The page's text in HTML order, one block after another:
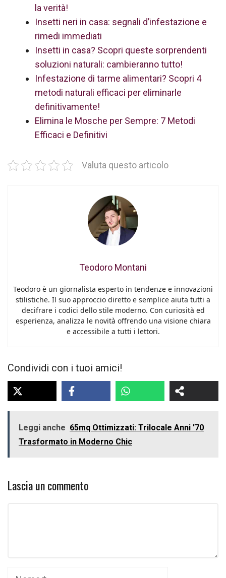
la verità!
Insetti neri in casa: segnali d’infestazione e
rimedi immediati
Insetti in casa? Scopri queste sorprendenti
soluzioni naturali: cambieranno tutto!
Infestazione di tarme alimentari? Scopri 4
metodi naturali efficaci per eliminarle
definitivamente!
Elimina le Mosche per Sempre: 7 Metodi
Efficaci e Definitivi
Valuta questo articolo
Teodoro Montani
Teodoro è un giornalista esperto in tendenze e innovazioni
stilistiche. Il suo approccio diretto e semplice aiuta tutti a
decifrare i codici dello stile moderno. Con curiosità ed
esperienza, analizza le novità offrendo una visione chiara
e accessibile a tutti i lettori.
Condividi con i tuoi amici!
Leggi anche 65mq Ottimizzati: Trilocale Anni '70
Trasformato in Moderno Chic
Lascia un commento